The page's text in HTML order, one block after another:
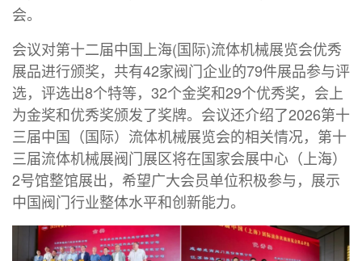
会。
会议对第十二届中国上海(国际)流体机械展览会优秀
展品进行颁奖，共有42家阀门企业的79件展品参与评
选，评选出8个特等，32个金奖和29个优秀奖，会上
为金奖和优秀奖颁发了奖牌。会议还介绍了2026第十
三届中国（国际）流体机械展览会的相关情况，第十
三届流体机械展阀门展区将在国家会展中心（上海）
2号馆整馆展出，希望广大会员单位积极参与，展示
中国阀门行业整体水平和创新能力。